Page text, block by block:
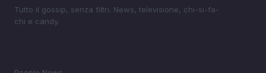
Tutto il gossip, senza filtri. News, televisione, chi-si-fa-
chi e candy.